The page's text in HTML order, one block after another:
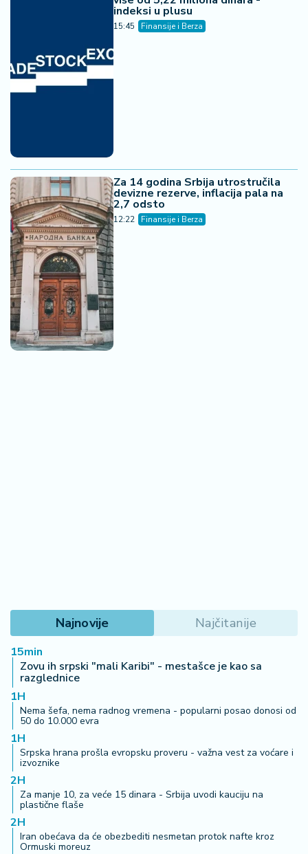
indeksi u plusu
15:45 Finansije i Berza
Za 14 godina Srbija utrostručila
devizne rezerve, inflacija pala na
2,7 odsto
12:22 Finansije i Berza
Najnovije Najčitanije
15min
Zovu ih srpski "mali Karibi" - mestašce je kao sa
razglednice
1H
Nema šefa, nema radnog vremena - popularni posao donosi od
50 do 10.000 evra
1H
Srpska hrana prošla evropsku proveru - važna vest za voćare i
izvoznike
2H
Za manje 10, za veće 15 dinara - Srbija uvodi kauciju na
plastične flaše
2H
Iran obećava da će obezbediti nesmetan protok nafte kroz
Ormuski moreuz